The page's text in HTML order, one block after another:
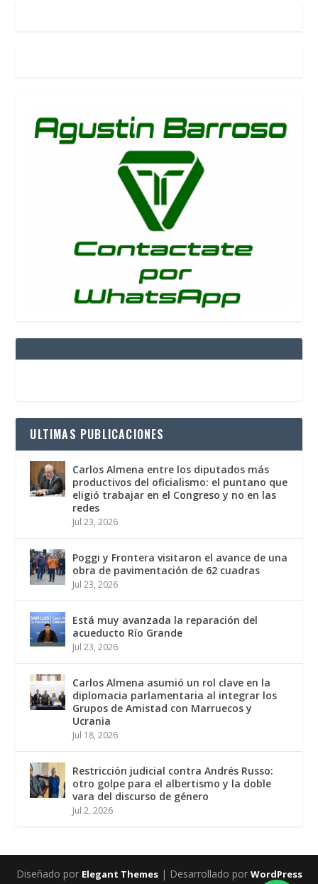
ULTIMAS PUBLICACIONES
Carlos Almena entre los diputados más
productivos del oficialismo: el puntano que
eligió trabajar en el Congreso y no en las
redes
Jul 23, 2026
Poggi y Frontera visitaron el avance de una
obra de pavimentación de 62 cuadras
Jul 23, 2026
Está muy avanzada la reparación del
acueducto Río Grande
Jul 23, 2026
Carlos Almena asumió un rol clave en la
diplomacia parlamentaria al integrar los
Grupos de Amistad con Marruecos y
Ucrania
Jul 18, 2026
Restricción judicial contra Andrés Russo:
otro golpe para el albertismo y la doble
vara del discurso de género
Jul 2, 2026
Diseñado por Elegant Themes| Desarrollado por WordPress